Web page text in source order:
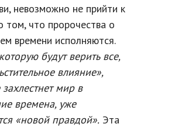
невозможно не прийти к
том, что пророчества о
времени исполняются.
будут верить все,
влияние»,
мир в
времена, уже
«новой правдой». Эта